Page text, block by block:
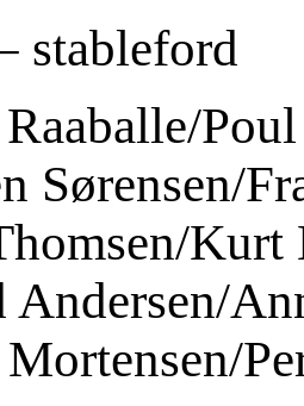
stableford
Poul
Kurt
Per